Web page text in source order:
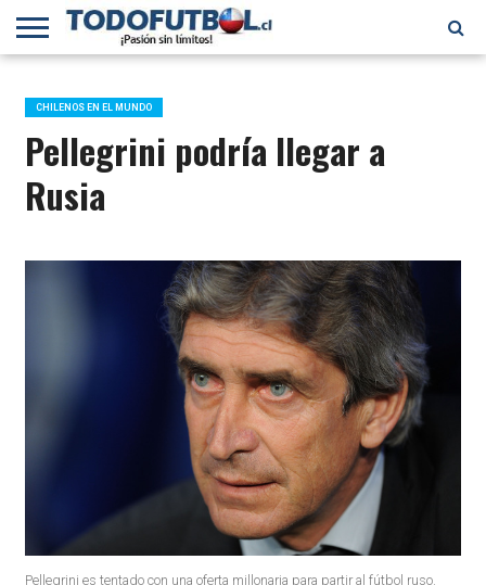
PRIMERA
B
SELECCIÓN
CHILENA
CHILENOS
EN EL
MUNDO
FÚTBOL
INTERNACIONAL
CHILENOS EN EL MUNDO
Pellegrini podría llegar a
Rusia
Pellegrini es tentado con una oferta millonaria para partir al fútbol ruso.